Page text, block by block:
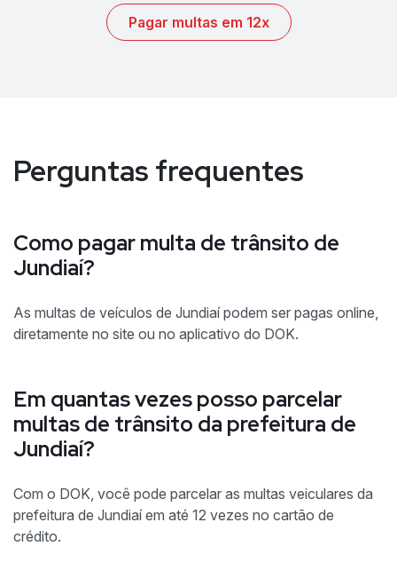
Pagar multas em 12x
Perguntas frequentes
Como pagar multa de trânsito de
Jundiaí?
As multas de veículos de Jundiaí podem ser pagas online,
diretamente no site ou no aplicativo do DOK.
Em quantas vezes posso parcelar
multas de trânsito da prefeitura de
Jundiaí?
Com o DOK, você pode parcelar as multas veiculares da
prefeitura de Jundiaí em até 12 vezes no cartão de
crédito.